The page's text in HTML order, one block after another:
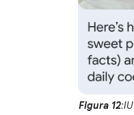
Figura 12